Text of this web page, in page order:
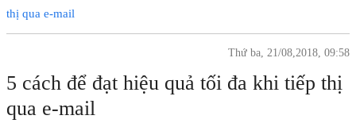
thị qua e-mail
Thứ ba, 21/08,2018, 09:58
5 cách để đạt hiệu quả tối đa khi tiếp thị
qua e-mail